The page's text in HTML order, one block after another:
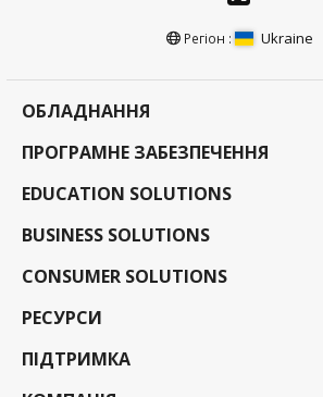
Регіон : Ukraine
ОБЛАДНАННЯ
ПРОГРАМНЕ ЗАБЕЗПЕЧЕННЯ
EDUCATION SOLUTIONS
BUSINESS SOLUTIONS
CONSUMER SOLUTIONS
РЕСУРСИ
ПІДТРИМКА